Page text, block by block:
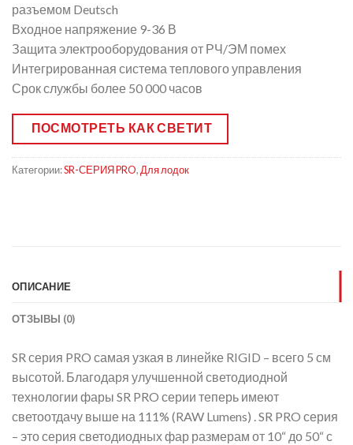
разъемом Deutsch
Входное напряжение 9-36 В
Защита электрооборудования от РЧ/ЭМ помех
Интегрированная система теплового управления
Срок службы более 50 000 часов
ПОСМОТРЕТЬ КАК СВЕТИТ
Категории:SR-СЕРИЯ PRO, Для лодок
ОПИСАНИЕ
ОТЗЫВЫ (0)
SR серия PRO самая узкая в линейке RIGID – всего 5 см
высотой. Благодаря улучшенной светодиодной
технологии фары SR PRO серии теперь имеют
светоотдачу выше на 111% (RAW Lumens) . SR PRO серия
– это серия светодиодных фар размерам от 10“ до 50“ с